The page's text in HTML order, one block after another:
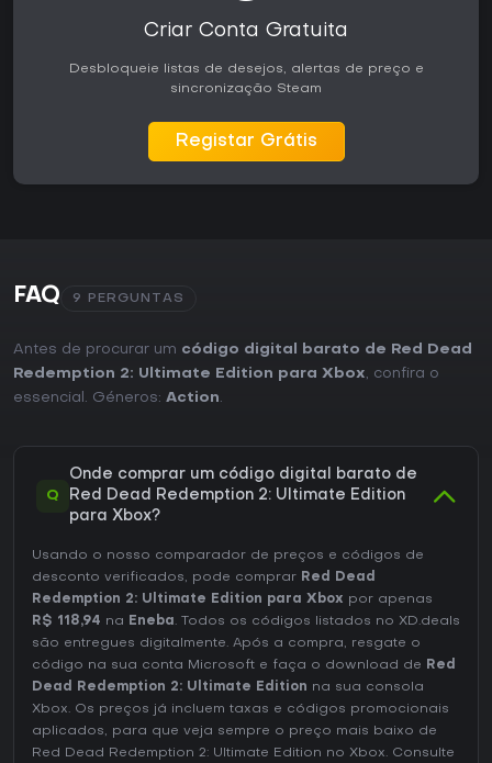
Criar Conta Gratuita
Desbloqueie listas de desejos, alertas de preço e
sincronização Steam
Registar Grátis
FAQ 9 PERGUNTAS
Antes de procurar um código digital barato de Red Dead
Redemption 2: Ultimate Edition para Xbox, confira o
essencial. Géneros: Action.
Q
Onde comprar um código digital barato de
Red Dead Redemption 2: Ultimate Edition
para Xbox?
Usando o nosso comparador de preços e códigos de
desconto verificados, pode comprar Red Dead
Redemption 2: Ultimate Edition para Xbox por apenas
R$ 118,94 na Eneba . Todos os códigos listados no XD.deals
são entregues digitalmente. Após a compra, resgate o
código na sua conta Microsoft e faça o download de Red
Dead Redemption 2: Ultimate Edition na sua consola
Xbox. Os preços já incluem taxas e códigos promocionais
aplicados, para que veja sempre o preço mais baixo de
Red Dead Redemption 2: Ultimate Edition no Xbox. Consulte